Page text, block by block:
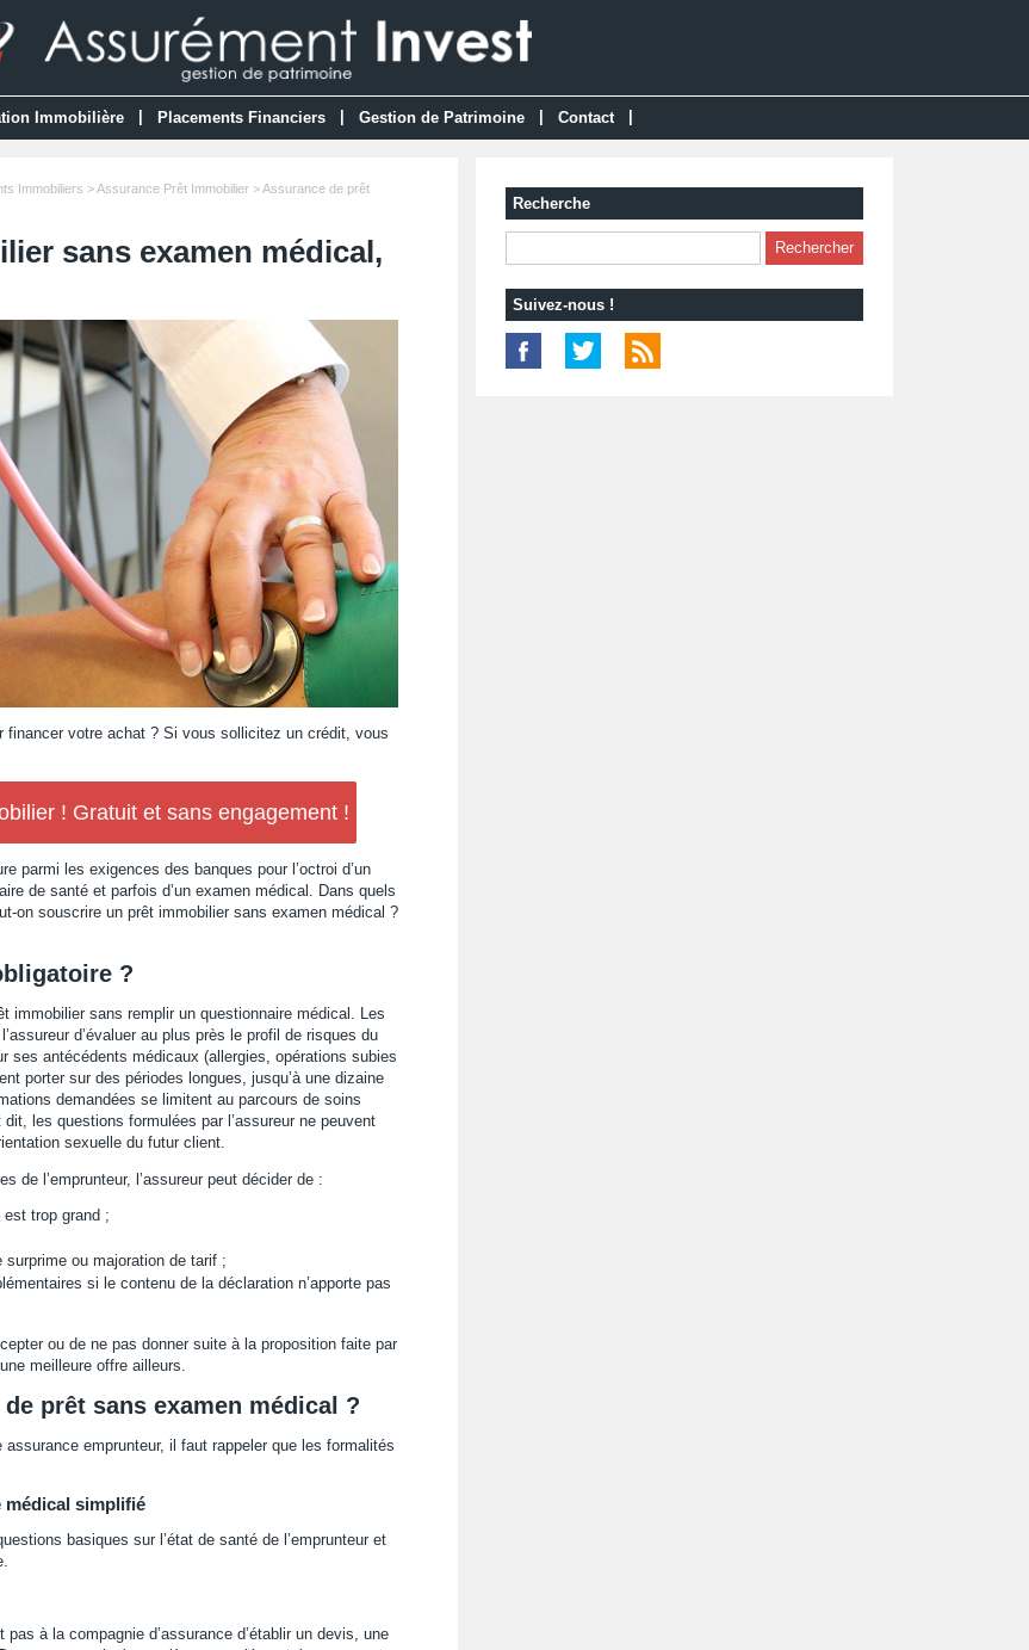
Immobilière Placements Financiers Gestion de Patrimoine Contact
Immobiliers >Assurance Prêt Immobilier> Assurance de prêt
sans examen médical,
votre achat ? Si vous sollicitez un crédit, vous
! Gratuit et sans engagement !
parmi les exigences des banques pour l’octroi d’un
de santé et parfois d’un examen médical. Dans quels
on souscrire un prêt immobilier sans examen médical ?
?
immobilier sans remplir un questionnaire médical. Les
d’évaluer au plus près le profil de risques du
ses antécédents médicaux (allergies, opérations subies
porter sur des périodes longues, jusqu’à une dizaine
demandées se limitent au parcours de soins
les questions formulées par l’assureur ne peuvent
sexuelle du futur client.
de l’emprunteur, l’assureur peut décider de :
trop grand ;
surprime ou majoration de tarif ;
si le contenu de la déclaration n’apporte pas
ou de ne pas donner suite à la proposition faite par
meilleure offre ailleurs.
prêt sans examen médical ?
emprunteur, il faut rappeler que les formalités
médical simplifié
basiques sur l’état de santé de l’emprunteur et
à la compagnie d’assurance d’établir un devis, une
Recherche
Suivez-nous !